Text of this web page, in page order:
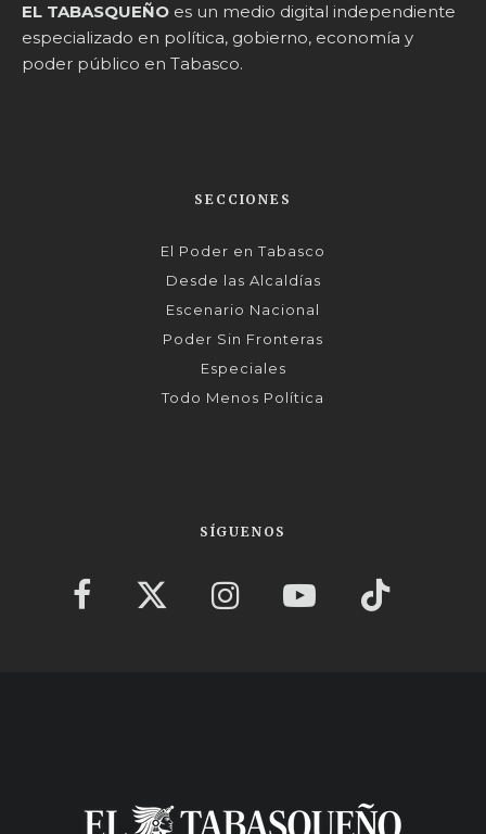
EL TABASQUEÑO es un medio digital independiente
especializado en política, gobierno, economía y
poder público en Tabasco.
SECCIONES
El Poder en Tabasco
Desde las Alcaldías
Escenario Nacional
Poder Sin Fronteras
Especiales
Todo Menos Política
SÍGUENOS